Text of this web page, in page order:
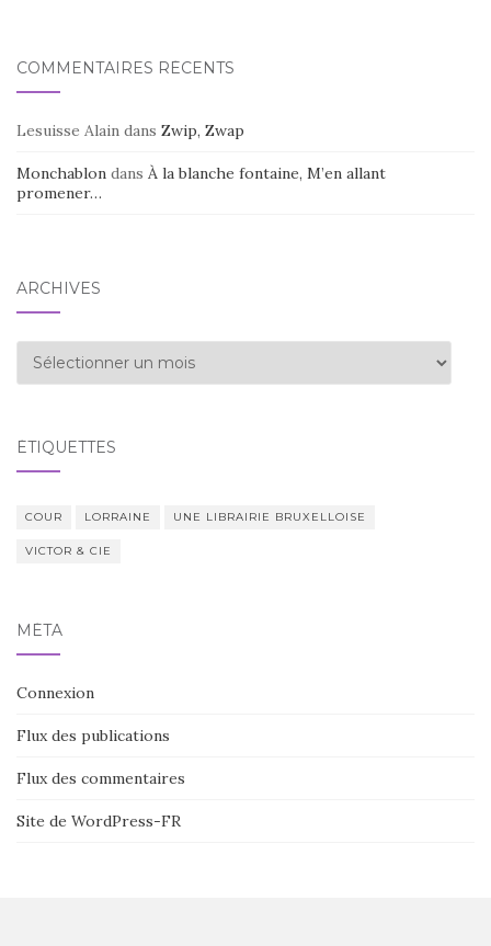
COMMENTAIRES RÉCENTS
Lesuisse Alain dans Zwip, Zwap
Monchablon dans À la blanche fontaine, M’en allant
promener…
ARCHIVES
Archives
ÉTIQUETTES
COUR LORRAINE UNE LIBRAIRIE BRUXELLOISE
VICTOR & CIE
MÉTA
Connexion
Flux des publications
Flux des commentaires
Site de WordPress-FR